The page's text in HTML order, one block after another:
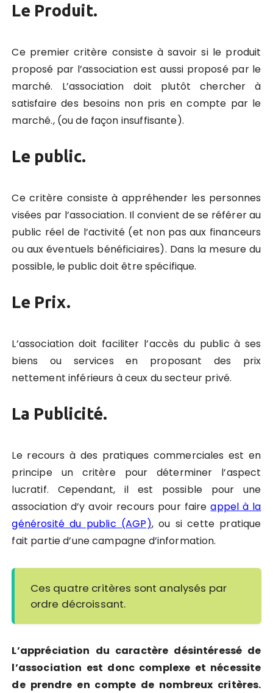
Le Produit.
Ce premier critère consiste à savoir si le produit
proposé par l’association est aussi proposé par le
marché. L’association doit plutôt chercher à
satisfaire des besoins non pris en compte par le
marché., (ou de façon insuffisante).
Le public.
Ce critère consiste à appréhender les personnes
visées par l’association. Il convient de se référer au
public réel de l’activité (et non pas aux financeurs
ou aux éventuels bénéficiaires). Dans la mesure du
possible, le public doit être spécifique.
Le Prix.
L’association doit faciliter l’accès du public à ses
biens ou services en proposant des prix
nettement inférieurs à ceux du secteur privé.
La Publicité.
Le recours à des pratiques commerciales est en
principe un critère pour déterminer l’aspect
lucratif. Cependant, il est possible pour une
association d’y avoir recours pour faireappel à la
générosité du public (AGP), ou si cette pratique
fait partie d’une campagne d’information.
Ces quatre critères sont analysés par
ordre décroissant.
L’appréciation du caractère désintéressé de
l’association est donc complexe et nécessite
de prendre en compte de nombreux critères.